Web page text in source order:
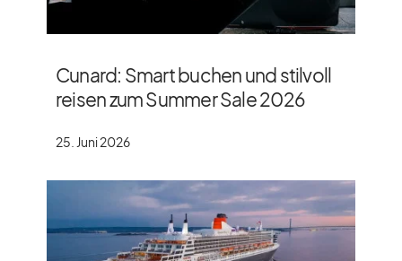
Cunard: Smart buchen und stilvoll
reisen zum Summer Sale 2026
25. Juni 2026